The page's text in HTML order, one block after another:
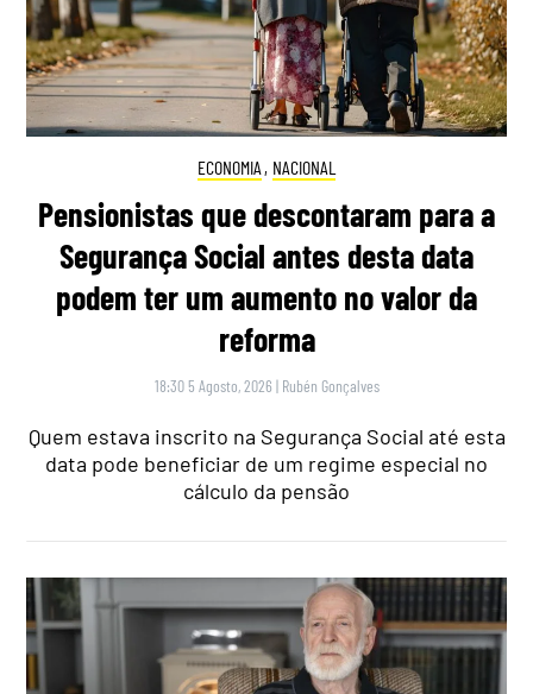
ECONOMIA , NACIONAL
Pensionistas que descontaram para a
Segurança Social antes desta data
podem ter um aumento no valor da
reforma
18:30 5 Agosto, 2026 | Rubén Gonçalves
Quem estava inscrito na Segurança Social até esta
data pode beneficiar de um regime especial no
cálculo da pensão